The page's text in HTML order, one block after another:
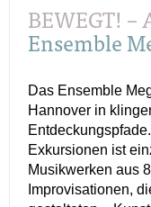
BEWEGT! –
Ensemble
Das Ensemble
Hannover in
Exkursionen ist
Musikwerken aus
Improvisationen,